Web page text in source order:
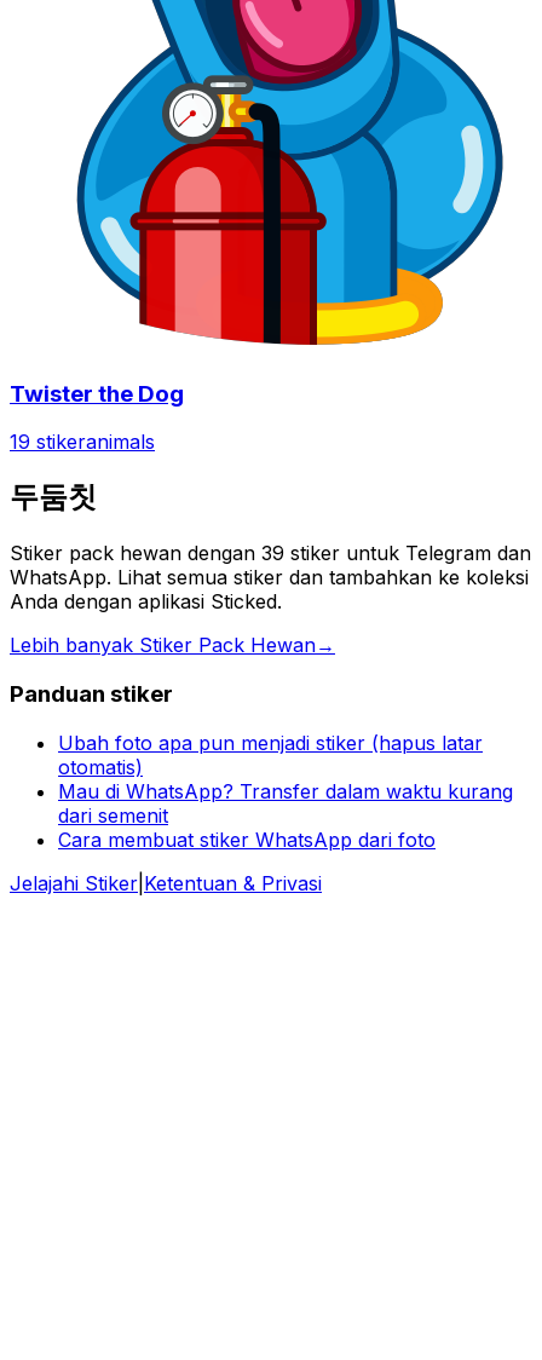
Twister the Dog
19 stikeranimals
두둠칫
Stiker pack hewan dengan 39 stiker untuk Telegram dan
WhatsApp. Lihat semua stiker dan tambahkan ke koleksi
Anda dengan aplikasi Sticked.
Lebih banyak Stiker Pack Hewan→
Panduan stiker
Ubah foto apa pun menjadi stiker (hapus latar
otomatis)
Mau di WhatsApp? Transfer dalam waktu kurang
dari semenit
Cara membuat stiker WhatsApp dari foto
Jelajahi Stiker Ketentuan & Privasi